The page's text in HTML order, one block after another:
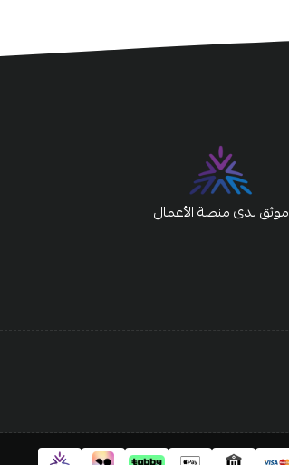
موثق لدى منصة الأعمال